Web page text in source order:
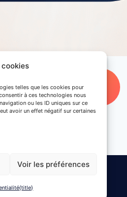
telles que les cookies pour
à ces technologies nous
ou les ID uniques sur ce
avoir un effet négatif sur certaines
Voir les préférences
{title}
!